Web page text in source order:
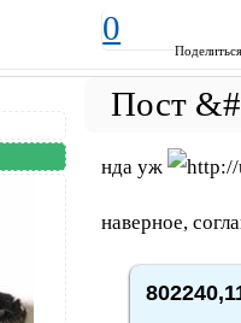
0
нда уж
наверное,